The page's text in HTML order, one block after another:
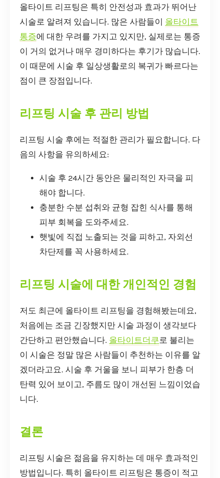
올타이트 리프팅은 특히 안전성과 효과가 뛰어난
시술로 알려져 있습니다. 많은 사람들이 올타이트
통증에 대한 우려를 가지고 있지만, 실제로는 통증
이 거의 없거나 매우 경미하다는 후기가 많습니다.
이 때문에 시술 후 일상생활로의 복귀가 빠르다는
점이 큰 장점입니다.
리프팅 시술 후 관리 방법
리프팅 시술 후에는 적절한 관리가 필요합니다. 다
음의 사항을 유의하세요:
시술 후 24시간 동안은 물리적인 자극을 피
해야 합니다.
충분한 수분 섭취와 균형 잡힌 식사를 통해
피부 회복을 도와주세요.
햇빛에 직접 노출되는 것을 피하고, 자외선
차단제를 꼭 사용하세요.
리프팅 시술에 대한 개인적인 경험
저도 최근에 올타이트 리프팅을 경험해봤는데요,
처음에는 조금 긴장했지만 시술 과정이 생각보다
간단하고 편안했습니다. 올타이트더쿠 로 불리는
이 시술은 정말 많은 사람들이 추천하는 이유를 알
겠더라고요. 시술 후 거울을 보니 피부가 한층 더
탄력 있어 보이고, 주름도 많이 개선된 느낌이었습
니다.
결론
리프팅 시술은 젊음을 유지하는 데 매우 효과적인
방법입니다. 특히 올타이트 리프팅은 통증이 적고